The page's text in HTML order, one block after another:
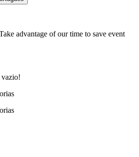
advantage of our time to save event
vazio!